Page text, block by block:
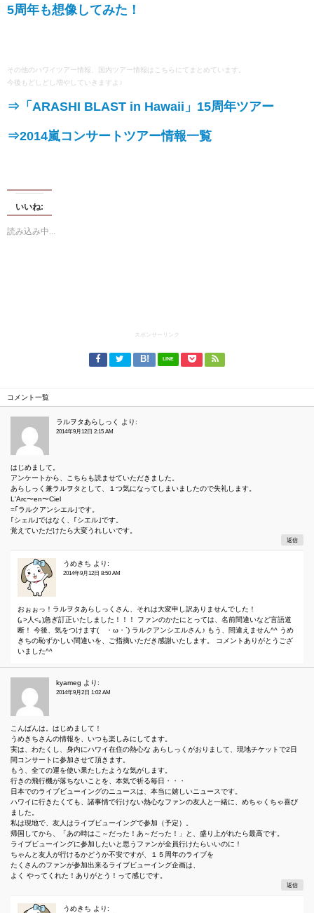
5周年も想像してみた！
その他のハワイツアー情報、国内ツアー情報はこちらにてまとめています。
今後もどしどし増やしていきますよ♪
⇒「ARASHI BLAST in Hawaii」15周年ツアー
⇒2014嵐コンサートツアー情報一覧
いいね:
読み込み中...
スポンサーリンク
LINE
コメント一覧
ラルヲタあらしっく より:
2014年9月12日 2:15 AM
はじめまして。
アンケートから、こちらも読ませていただきました。
あらしっく兼ラルヲタとして、１つ気になってしまいましたので失礼します。
L'Arc〜en〜Ciel
=｢ラルクアンシエル｣です。
｢シェル｣ではなく、｢シエル｣です。
覚えていただけたら大変うれしいです。
返信
うめきち より:
2014年9月12日 8:50 AM
おぉぉっ！ラルヲタあらしっくさん、それは大変申し訳ありませんでした！
(｡>人<｡)急ぎ訂正いたしました！！！ ファンのかたにとっては、名前間違いなど言語道
断！ 今後、気をつけます(´・ω・`) ラルクアンシエルさん♪ もう、間違えません^^ うめ
きちの恥ずかしい間違いを、ご指摘いただき感謝いたします。 コメントありがとうござ
いました^^
kyameg より:
2014年9月2日 1:02 AM
こんばんは。はじめまして！
うめきちさんの情報を、いつも楽しみにしてます。
実は、わたくし、身内にハワイ在住の熱心な あらしっくがおりまして、現地チケットで2日
間コンサートに参加させて頂きます。
もう、全ての運を使い果たしたような気がします。
行きの飛行機が落ちないことを、本気で祈る毎日・・・
日本でのライブビューイングのニュースは、本当に嬉しいニュースです。
ハワイに行きたくても、諸事情で行けない熱心なファンの友人と一緒に、めちゃくちゃ喜び
ました。
私は現地で、友人はライブビューイングで参加（予定）。
帰国してから、「あの時はこ～だった！あ～だった！」と、盛り上がれたら最高です。
ライブビューイングに参加したいと思うファンが全員行けたらいいのに！
ちゃんと友人が行けるかどうか不安ですが、１５周年のライブを
たくさんのファンが参加出来るライブビューイング企画は、
よく やってくれた！ありがとう！って感じです。
返信
うめきち より: